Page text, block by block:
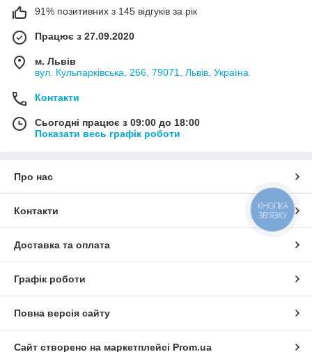
91% позитивних з 145 відгуків за рік
Працює з 27.09.2020
м. Львів
вул. Кульпарківська, 266, 79071, Львів, Україна
Контакти
Сьогодні працює з 09:00 до 18:00
Показати весь графік роботи
Про нас
Контакти
Доставка та оплата
Графік роботи
Повна версія сайту
Сайт створено на маркетплейсі Prom.ua
КНОПКА
ЗВ'ЯЗКУ